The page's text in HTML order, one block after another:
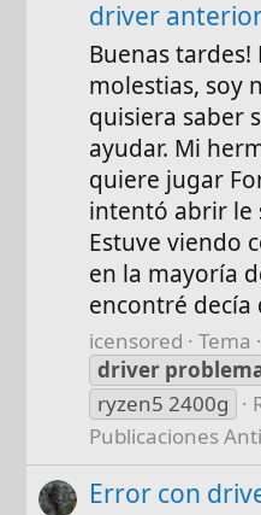
driver
Buenas tardes!
molestias, soy
quisiera saber
ayudar. Mi
quiere jugar
intentó abrir le
Estuve viendo
en la mayoría
encontré decía
icensored Tema
driver
ryzen5 2400g
Publicaciones
Error con